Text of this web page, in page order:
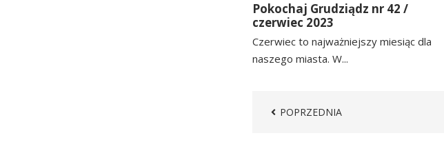
Pokochaj Grudziądz nr 42 /
czerwiec 2023
Czerwiec to najważniejszy miesiąc dla
naszego miasta. W...
STRONA
POPRZEDNIA